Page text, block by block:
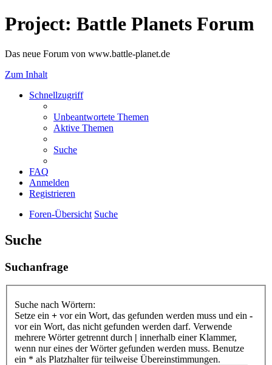
Project: Battle Planets Forum
Das neue Forum von www.battle-planet.de
Zum Inhalt
Schnellzugriff
Unbeantwortete Themen
Aktive Themen
Suche
FAQ
Anmelden
Registrieren
Foren-Übersicht Suche
Suche
Suchanfrage
Suche nach Wörtern:
Setze ein + vor ein Wort, das gefunden werden muss und ein -
vor ein Wort, das nicht gefunden werden darf. Verwende
mehrere Wörter getrennt durch | innerhalb einer Klammer,
wenn nur eines der Wörter gefunden werden muss. Benutze
ein * als Platzhalter für teilweise Übereinstimmungen.